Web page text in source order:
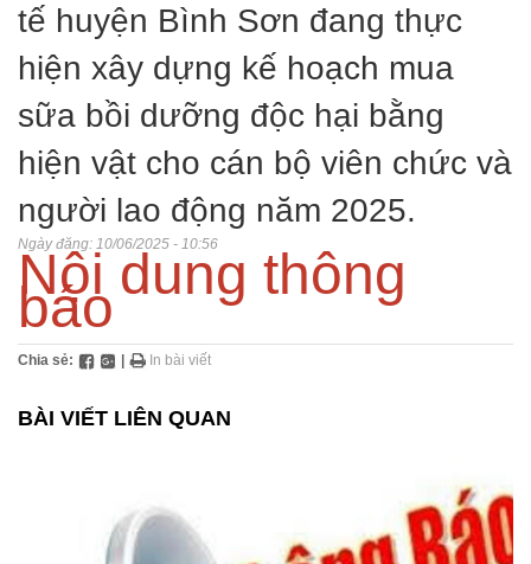
tế huyện Bình Sơn đang thực
hiện xây dựng kế hoạch mua
sữa bồi dưỡng độc hại bằng
hiện vật cho cán bộ viên chức và
người lao động năm 2025.
Ngày đăng: 10/06/2025 - 10:56
Nội dung thông
báo
Chia sẻ: | In bài viết
BÀI VIẾT LIÊN QUAN